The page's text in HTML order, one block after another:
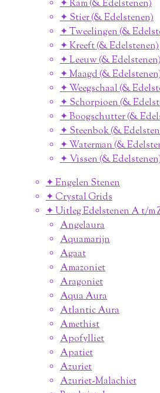
✦ Ram (& Edelstenen)
✦ Stier (& Edelstenen)
✦ Tweelingen (&
✦ Kreeft (& Edelstenen)
✦ Leeuw (&
✦ Maagd (&
✦ Weegschaal (&
✦ Schorpioen (&
✦ Boogschutter (&
✦ Steenbok (&
✦ Waterman (&
✦ Vissen (&
✦ Engelen Stenen
✦ Crystal Grids
✦ Uitleg Edelstenen A t/m
Angelaura
Aquamarijn
Agaat
Amazoniet
Aragoniet
Aqua Aura
Atlantic Aura
Amethist
Apofylliet
Apatiet
Azuriet
Azuriet-Malachiet